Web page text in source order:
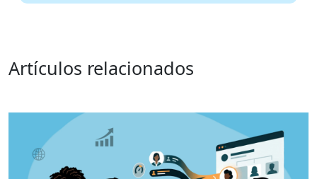
Artículos relacionados